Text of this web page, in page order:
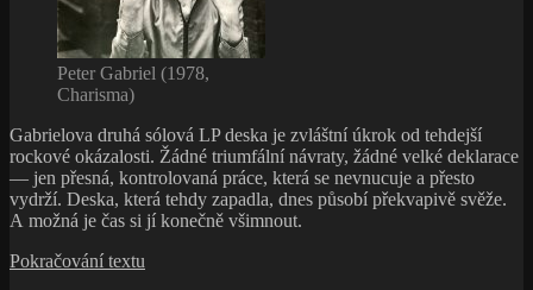
Peter Gabriel (1978,
Charisma)
Gabrielova druhá sólová LP deska je zvláštní úkrok od tehdejší
rockové okázalosti. Žádné triumfální návraty, žádné velké deklarace
— jen přesná, kontrolovaná práce, která se nevnucuje a přesto
vydrží. Deska, která tehdy zapadla, dnes působí překvapivě svěže.
A možná je čas si jí konečně všimnout.
Pokračování textu